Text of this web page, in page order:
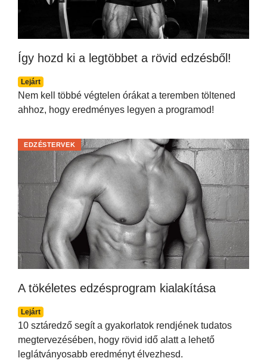
Így hozd ki a legtöbbet a rövid edzésből!
Lejárt
Nem kell többé végtelen órákat a teremben töltened
ahhoz, hogy eredményes legyen a programod!
A tökéletes edzésprogram kialakítása
Lejárt
EDZÉSTERVEK
10 sztáredző segít a gyakorlatok rendjének tudatos
megtervezésében, hogy rövid idő alatt a lehető
leglátványosabb eredményt élvezhesd.